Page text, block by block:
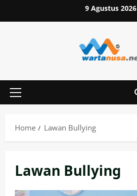
to
9 Agustus 2026
Primary
Home Lawan Bullying
Lawan Bullying